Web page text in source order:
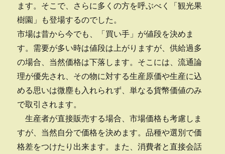
ます。そこで、さらに多くの方を呼ぶべく「観光果
樹園」も登場するのでした。
市場は昔から今でも、「買い手」が値段を決めま
す。需要が多い時は値段は上がりますが、供給過多
の場合、当然価格は下落します。そこには、流通論
理が優先され、その物に対する生産原価や生産に込
める思いは微塵も入れられず、単なる貨幣価値のみ
で取引されます。
生産者が直接販売する場合、市場価格も考慮しま
すが、当然自分で価格を決めます。品種や選別で価
格差をつけたり出来ます。また、消費者と直接会話